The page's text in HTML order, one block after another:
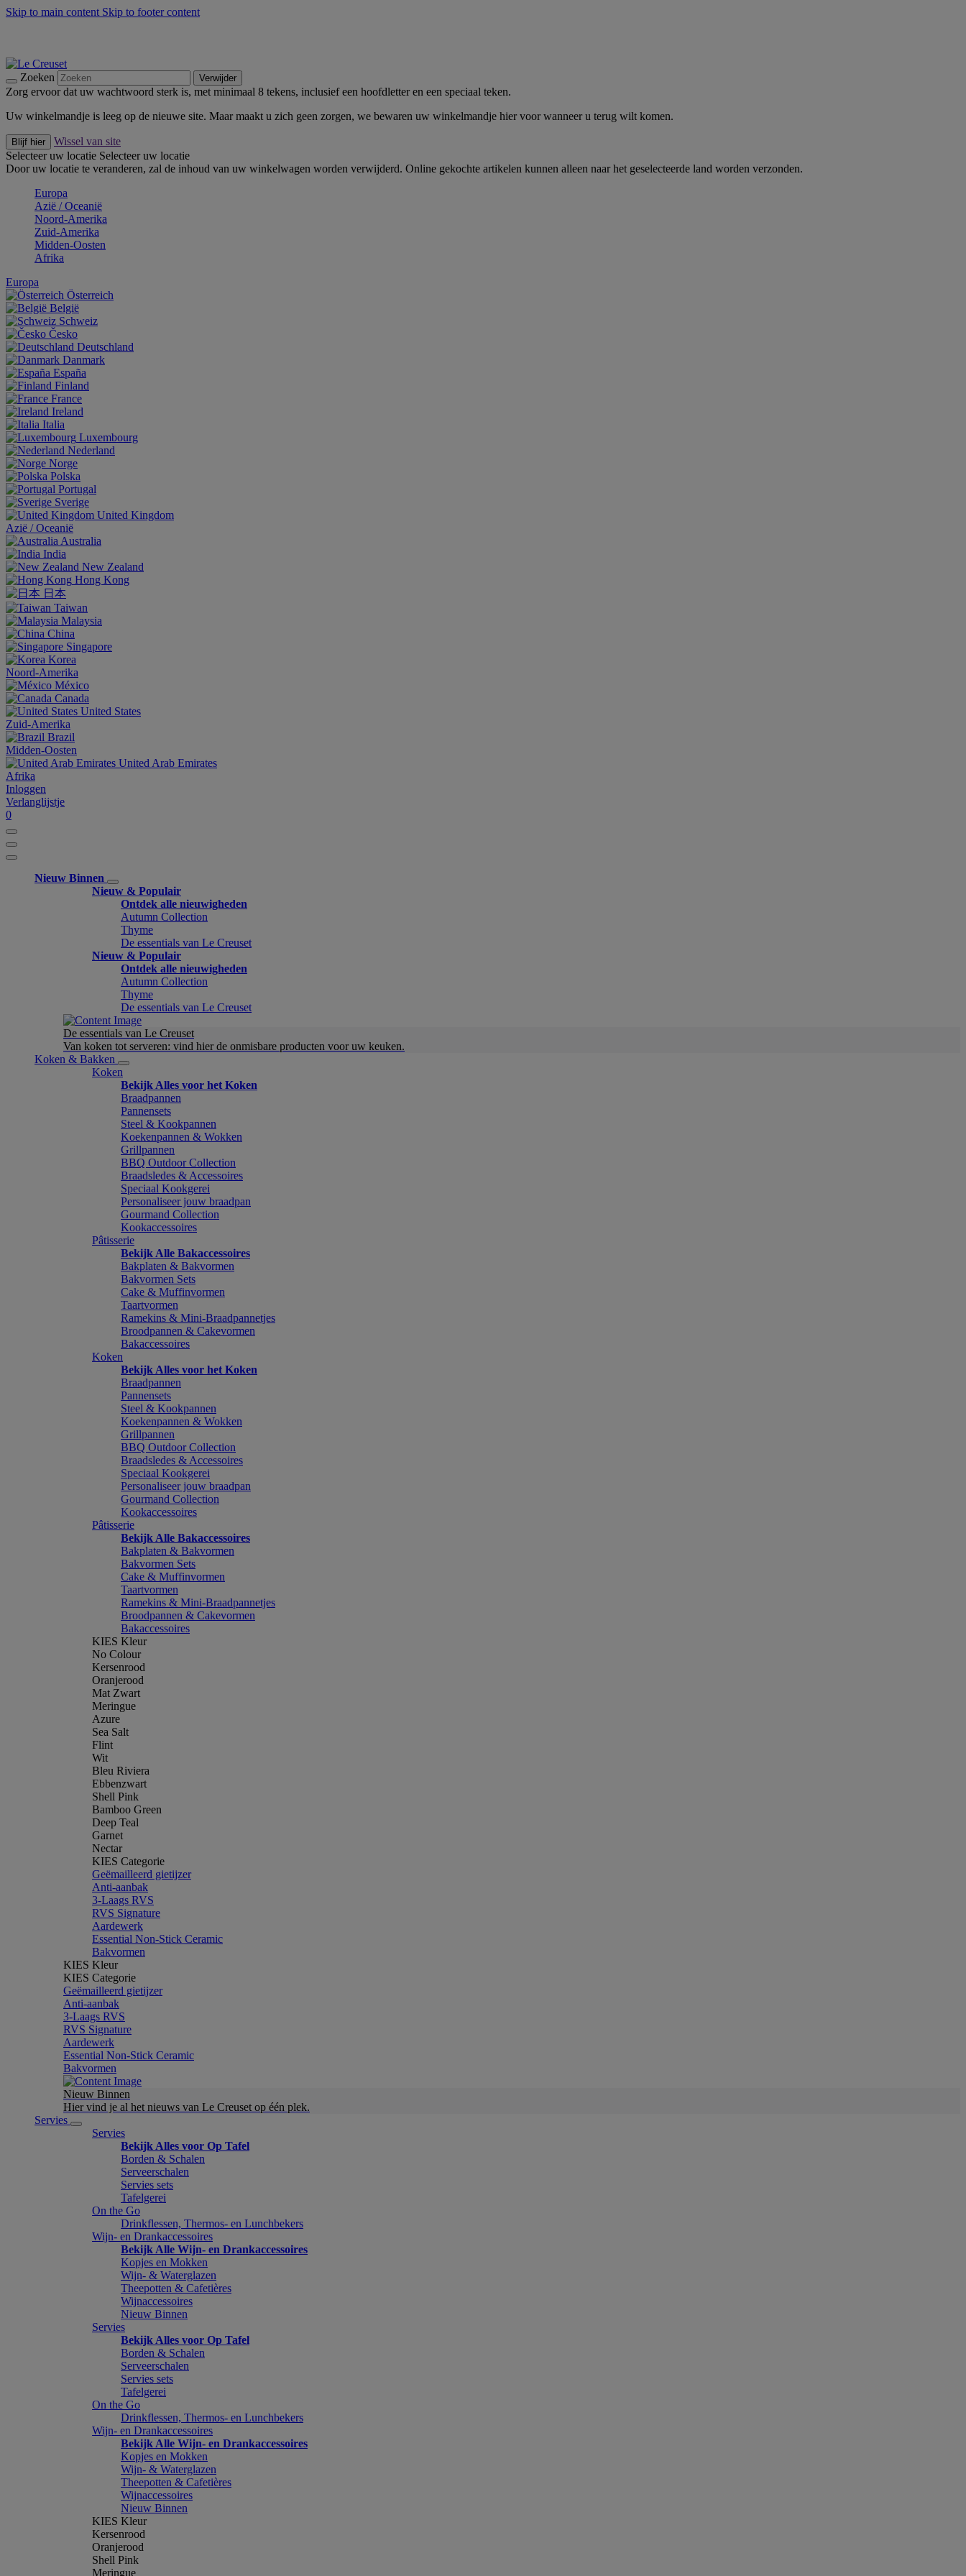
Skip to main content Skip to footer content
Zoeken Verwijder
Zorg ervoor dat uw wachtwoord sterk is, met minimaal 8 tekens, inclusief een hoofdletter en een speciaal teken.
Uw winkelmandje is leeg op de nieuwe site. Maar maakt u zich geen zorgen, we bewaren uw winkelmandje hier voor wanneer u terug wilt komen.
Blijf hier
Wissel van site
Selecteer uw locatie Selecteer uw locatie
Door uw locatie te veranderen, zal de inhoud van uw winkelwagen worden verwijderd. Online gekochte artikelen kunnen alleen naar het geselecteerde land worden verzonden.
Europa
Aziё / Oceaniё
Noord-Amerika
Zuid-Amerika
Midden-Oosten
Afrika
Europa
Österreich
België
Schweiz
Česko
Deutschland
Danmark
España
Finland
France
Ireland
Italia
Luxembourg
Nederland
Norge
Polska
Portugal
Sverige
United Kingdom
Aziё / Oceaniё
Australia
India
New Zealand
Hong Kong
日本
Taiwan
Malaysia
China
Singapore
Korea
Noord-Amerika
México
Canada
United States
Zuid-Amerika
Brazil
Midden-Oosten
United Arab Emirates
Afrika
Inloggen
Verlanglijstje
0
Nieuw Binnen
Nieuw & Populair
Ontdek alle nieuwigheden
Autumn Collection
Thyme
De essentials van Le Creuset
Nieuw & Populair
Ontdek alle nieuwigheden
Autumn Collection
Thyme
De essentials van Le Creuset
De essentials van Le Creuset
Van koken tot serveren: vind hier de onmisbare producten voor uw keuken.
Koken & Bakken
Koken
Bekijk Alles voor het Koken
Braadpannen
Pannensets
Steel & Kookpannen
Koekenpannen & Wokken
Grillpannen
BBQ Outdoor Collection
Braadsledes & Accessoires
Speciaal Kookgerei
Personaliseer jouw braadpan
Gourmand Collection
Kookaccessoires
Pâtisserie
Bekijk Alle Bakaccessoires
Bakplaten & Bakvormen
Bakvormen Sets
Cake & Muffinvormen
Taartvormen
Ramekins & Mini-Braadpannetjes
Broodpannen & Cakevormen
Bakaccessoires
Koken
Bekijk Alles voor het Koken
Braadpannen
Pannensets
Steel & Kookpannen
Koekenpannen & Wokken
Grillpannen
BBQ Outdoor Collection
Braadsledes & Accessoires
Speciaal Kookgerei
Personaliseer jouw braadpan
Gourmand Collection
Kookaccessoires
Pâtisserie
Bekijk Alle Bakaccessoires
Bakplaten & Bakvormen
Bakvormen Sets
Cake & Muffinvormen
Taartvormen
Ramekins & Mini-Braadpannetjes
Broodpannen & Cakevormen
Bakaccessoires
KIES Kleur
No Colour
Kersenrood
Oranjerood
Mat Zwart
Meringue
Azure
Sea Salt
Flint
Wit
Bleu Riviera
Ebbenzwart
Shell Pink
Bamboo Green
Deep Teal
Garnet
Nectar
KIES Categorie
Geëmailleerd gietijzer
Anti-aanbak
3-Laags RVS
RVS Signature
Aardewerk
Essential Non-Stick Ceramic
Bakvormen
KIES Kleur
KIES Categorie
Geëmailleerd gietijzer
Anti-aanbak
3-Laags RVS
RVS Signature
Aardewerk
Essential Non-Stick Ceramic
Bakvormen
Nieuw Binnen
Hier vind je al het nieuws van Le Creuset op één plek.
Servies
Servies
Bekijk Alles voor Op Tafel
Borden & Schalen
Serveerschalen
Servies sets
Tafelgerei
On the Go
Drinkflessen, Thermos- en Lunchbekers
Wijn- en Drankaccessoires
Bekijk Alle Wijn- en Drankaccessoires
Kopjes en Mokken
Wijn- & Waterglazen
Theepotten & Cafetières
Wijnaccessoires
Nieuw Binnen
Servies
Bekijk Alles voor Op Tafel
Borden & Schalen
Serveerschalen
Servies sets
Tafelgerei
On the Go
Drinkflessen, Thermos- en Lunchbekers
Wijn- en Drankaccessoires
Bekijk Alle Wijn- en Drankaccessoires
Kopjes en Mokken
Wijn- & Waterglazen
Theepotten & Cafetières
Wijnaccessoires
Nieuw Binnen
KIES Kleur
Kersenrood
Oranjerood
Shell Pink
Meringue